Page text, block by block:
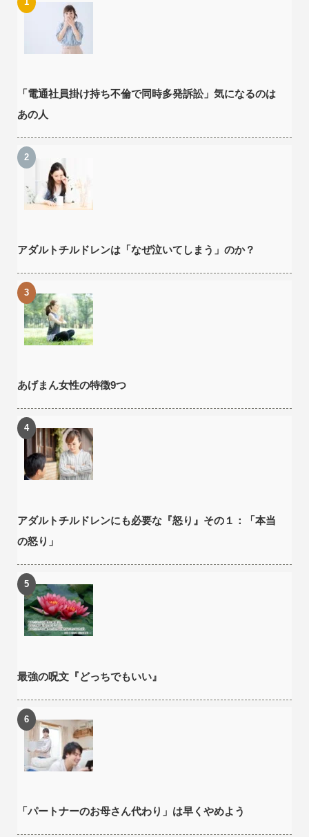
「電通社員掛け持ち不倫で同時多発訴訟」気になるのは
あの人
アダルトチルドレンは「なぜ泣いてしまう」のか？
あげまん女性の特徴9つ
アダルトチルドレンにも必要な『怒り』その１：「本当
の怒り」
最強の呪文『どっちでもいい』
「パートナーのお母さん代わり」は早くやめよう